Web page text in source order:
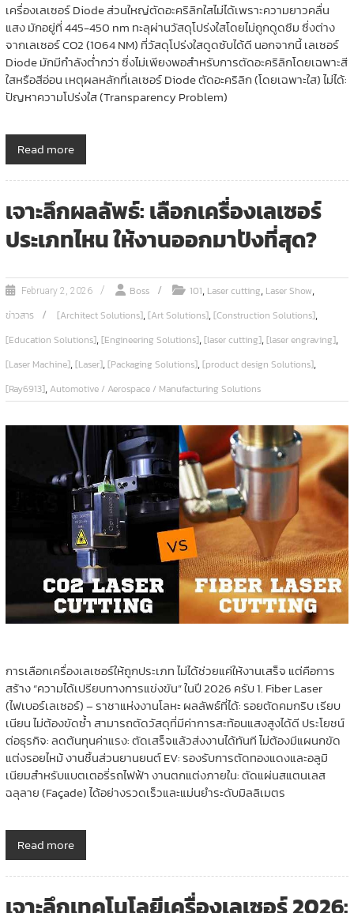
เครื่องเลเซอร์ Diode ส่วนใหญ่ตัดอะคริลิกใสไม่ได้เพราะความยาวคลื่น
แสง มักอยู่ที่ 445-450 nm ทะลุผ่านวัสดุโปร่งใสโดยไม่ถูกดูดซึม ซึ่งต่าง
จากเลเซอร์ CO2 (1064 NM) ที่วัสดุโปร่งใสดูดซับได้ดี นอกจากนี้ เลเซอร์
Diode มักมีกำลังต่ำกว่า ซึ่งไม่เพียงพอสำหรับการตัดอะคริลิกโดยเฉพาะสี
ใสหรือสีอ่อน เหตุผลหลักที่เลเซอร์ Diode ตัดอะคริลิก (โดยเฉพาะใส) ไม่ได้:
ปัญหาความโปร่งใส (Transparency Problem)
Read more
เจาะลึกผลลัพธ์: เลือกเครื่องเลเซอร์
ประเภทไหน ให้งานออกมาปังที่สุด?
February 2, 2026 Boss 101, Laser cutting, Laser Show,
ข่าวสาร [Architect Solutions],[Art Solutions],[Construction Solutions],
[Education Solutions],[Engineering Solutions],[laser cutting],[laser engraving],
[Laser Machine],[Laser],[Packaging Solutions],[product design Solutions],
[Ray6913], Automotive / Aerospace / Manufacturing Solutions
การเลือกเครื่องเลเซอร์ให้ถูกประเภท ไม่ได้ช่วยแค่ให้งานเสร็จ แต่คือการ
สร้าง “ความได้เปรียบทางการแข่งขัน” ในปี 2026 ครับ 1. Fiber Laser
(ไฟเบอร์เลเซอร์) – ราชาแห่งงานโลหะ ผลลัพธ์ที่ได้: รอยตัดคมกริบ เรียบ
เนียน ไม่ต้องขัดซ้ำ สามารถตัดวัสดุที่มีค่าการสะท้อนแสงสูงได้ดี ประโยชน์
ต่อธุรกิจ: ลดต้นทุนค่าแรง: ตัดเสร็จแล้วส่งงานได้ทันที ไม่ต้องมีแผนกขัด
แต่งรอยไหม้ งานชิ้นส่วนยานยนต์ EV: รองรับการตัดทองแดงและอลูมิ
เนียมสำหรับแบตเตอรี่รถไฟฟ้า งานตกแต่งภายใน: ตัดแผ่นสแตนเลส
ฉลุลาย (Façade) ได้อย่างรวดเร็วและแม่นยำระดับมิลลิเมตร
Read more